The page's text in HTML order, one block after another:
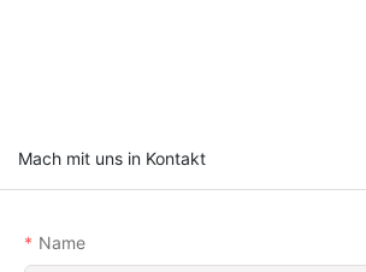
Mach mit uns in Kontakt
Name